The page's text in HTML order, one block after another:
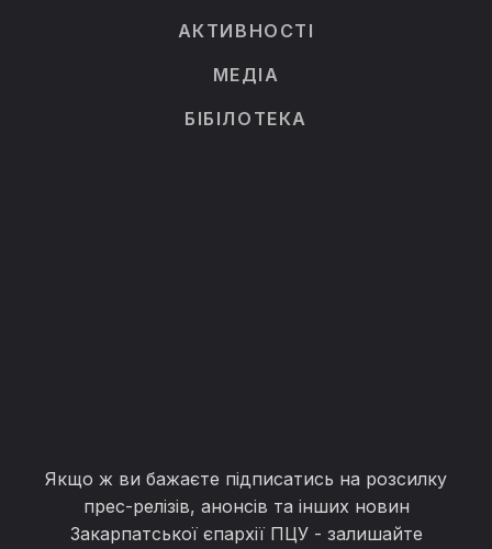
АКТИВНОСТІ
МЕДІА
БІБІЛОТЕКА
Якщо ж ви бажаєте підписатись на розсилку
прес-релізів, анонсів та інших новин
Закарпатської єпархії ПЦУ - залишайте